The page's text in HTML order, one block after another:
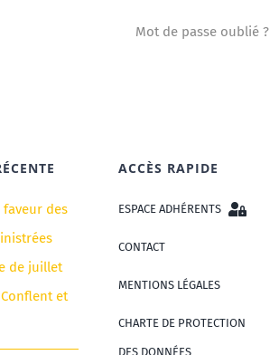
Mot de passe oublié ?
des
de juillet
et
ACCÈS RAPIDE
ESPACE ADHÉRENTS
CONTACT
MENTIONS LÉGALES
CHARTE DE PROTECTION
DES DONNÉES